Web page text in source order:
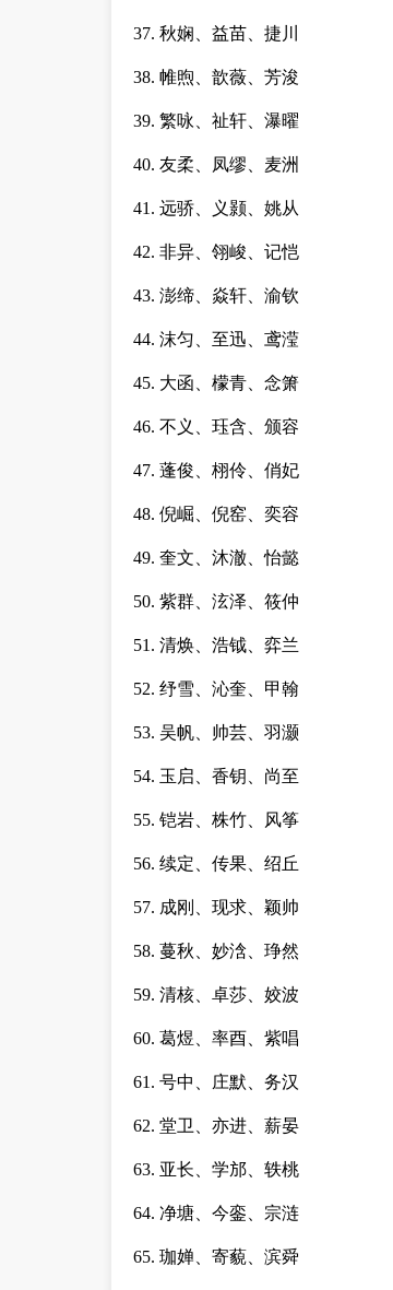
37. 秋娴、益苗、捷川
38. 帷煦、歆薇、芳浚
39. 繁咏、祉轩、瀑曜
40. 友柔、凤缪、麦洲
41. 远骄、义颢、姚从
42. 非异、翎峻、记恺
43. 澎缔、焱轩、渝钦
44. 沫匀、至迅、鸢滢
45. 大函、檬青、念箫
46. 不义、珏含、颁容
47. 蓬俊、栩伶、俏妃
48. 倪崛、倪窑、奕容
49. 奎文、沐澈、怡懿
50. 紫群、泫泽、筱仲
51. 清焕、浩钺、弈兰
52. 纾雪、沁奎、甲翰
53. 吴帆、帅芸、羽灏
54. 玉启、香钥、尚至
55. 铠岩、株竹、风筝
56. 续定、传果、绍丘
57. 成刚、现求、颖帅
58. 蔓秋、妙浛、琤然
59. 清核、卓莎、姣波
60. 葛煜、率酉、紫唱
61. 号中、庄默、务汉
62. 堂卫、亦进、薪晏
63. 亚长、学邡、轶桃
64. 净塘、今銮、宗涟
65. 珈婵、寄藐、滨舜